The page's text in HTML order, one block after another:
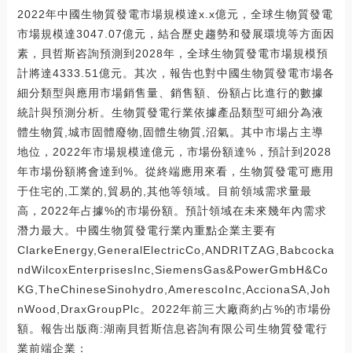
2022年中國生物質發電市場規模達x.x億元，全球生物質發電
市場規模達3047.07億元，結合歷史趨勢和發展環境等方面因
素，貝哲斯咨詢預測到2028年，全球生物質發電市場規模預
計將達4333.51億元。其次，報告也對中國生物質發電市場各
細分類型與應用市場銷售量、銷售額、份額占比進行的數據
統計與預測分析。生物質發電行業依據產品類型可細分為液
體生物質,城市固體廢物,固體生物質,沼氣。其中市場占主導
地位，2022年市場規模達億元，市場份額達%，預計到2028
年市場份額將會達到%。從終端應用來看，生物質發電可應用
于住宅的,工業的,貿易的,其他等領域。目前領域需求量最
高，2022年占據%的市場份額。預計領域在未來幾年內需求
潛力最大。中國生物質發電行業內重點企業主要有
ClarkeEnergy,GeneralElectricCo,ANDRITZAG,Babcocka
ndWilcoxEnterprisesInc,SiemensGas&PowerGmbH&Co
KG,TheChineseSinohydro,AmerescoInc,AccionaSA,Joh
nWood,DraxGroupPlc。2022年前三大廠商約占%的市場份
額。報告出版商:湖南貝哲斯信息咨詢有限公司生物質發電行
業前端企業：